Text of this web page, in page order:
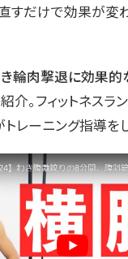
すだけで効果が変
輪肉撃退に効果的
介。フィットネスラ
レーニング指導をし